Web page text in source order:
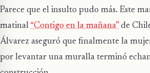
Parece que el insulto pudo más. Este
matinal “Contigo en la mañana” de
Álvarez aseguró que finalmente la
por levantar una muralla terminó